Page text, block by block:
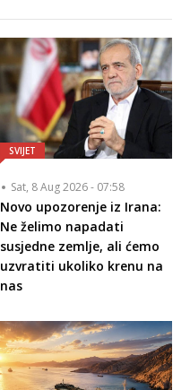
SVIJET
Sat, 8 Aug 2026 - 07:58
Novo upozorenje iz Irana:
Ne želimo napadati
susjedne zemlje, ali ćemo
uzvratiti ukoliko krenu na
nas